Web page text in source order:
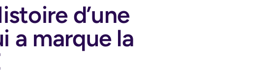
d’une
a marque la